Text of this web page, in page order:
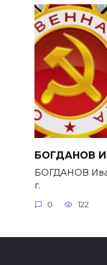
БОГДАНОВ
БОГДАНОВ
г.
0 122